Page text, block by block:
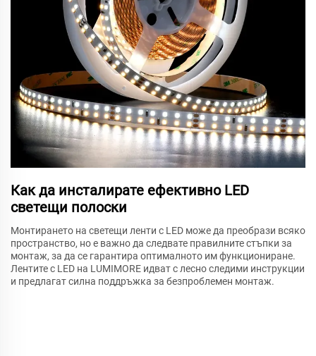
Как да инсталирате ефективно LED
светещи полоски
Монтирането на светещи ленти с LED може да преобрази всяко
пространство, но е важно да следвате правилните стъпки за
монтаж, за да се гарантира оптималното им функциониране.
Лентите с LED на LUMIMORE идват с лесно следими инструкции
и предлагат силна поддръжка за безпроблемен монтаж.